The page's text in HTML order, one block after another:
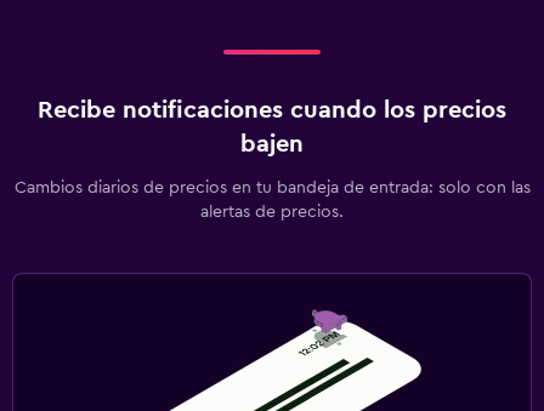
Recibe notificaciones cuando los precios
bajen
Cambios diarios de precios en tu bandeja de entrada: solo con las
alertas de precios.